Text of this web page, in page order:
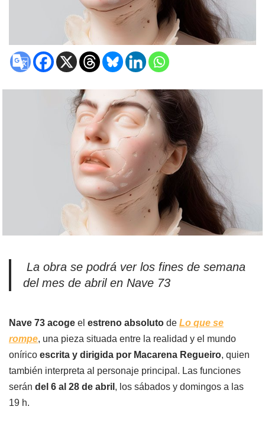
La obra se podrá ver los fines de semana
del mes de abril en Nave 73
Nave 73 acoge el estreno absoluto de Lo que se
rompe, una pieza situada entre la realidad y el mundo
onírico escrita y dirigida por Macarena Regueiro, quien
también interpreta al personaje principal. Las funciones
serán del 6 al 28 de abril , los sábados y domingos a las
19 h.